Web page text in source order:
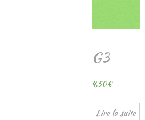
G3
4,50€
Lire la suite